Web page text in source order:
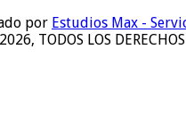
por Estudios Max -
TODOS LOS DERECHOS